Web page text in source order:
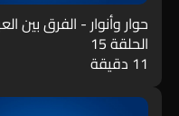
حوار وأنوار - الفرق بين
الحلقة 15
11 دقيقة